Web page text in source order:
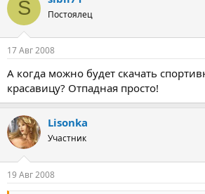
S Постоялец
17 Авг 2008
А когда можно будет скачать
красавицу? Отпадная просто!
Lisonka
Участник
19 Авг 2008